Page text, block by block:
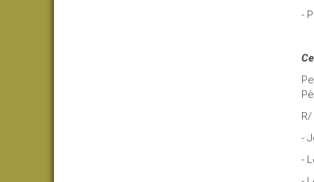
-
R/
-
-